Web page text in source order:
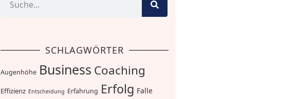
SCHLAGWÖRTER
Augenhöhe Business Coaching
Effizienz Entscheidung Erfahrung Erfolg Falle